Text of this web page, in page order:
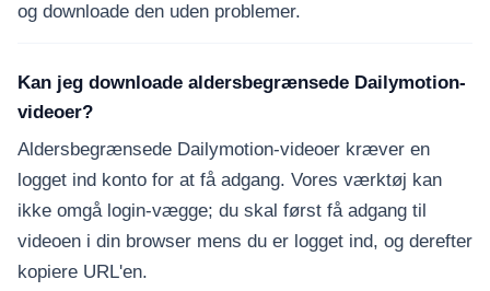
og downloade den uden problemer.
Kan jeg downloade aldersbegrænsede Dailymotion-
videoer?
Aldersbegrænsede Dailymotion-videoer kræver en
logget ind konto for at få adgang. Vores værktøj kan
ikke omgå login-vægge; du skal først få adgang til
videoen i din browser mens du er logget ind, og derefter
kopiere URL'en.